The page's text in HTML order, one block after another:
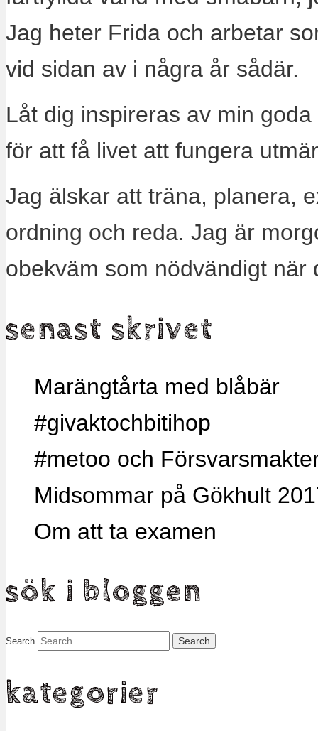
Jag heter Frida och arbetar
vid sidan av i några år sådär.
Låt dig inspireras av min
för att få livet att fungera
Jag älskar att träna, planera,
ordning och reda. Jag är
obekväm som nödvändigt när
senast skrivet
Marängtårta med blåbär
#givaktochbitihop
#metoo och
Midsommar på Gökhult
Om att ta examen
sök i bloggen
Search
kategorier